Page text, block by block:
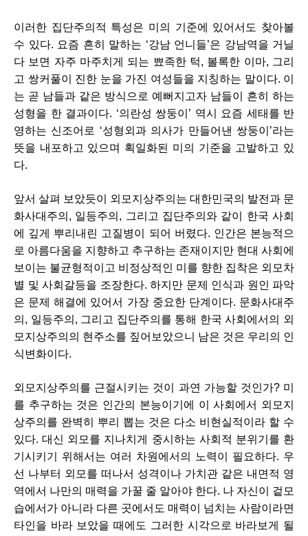
이러한 집단주의적 특성은 미의 기준에 있어서도 찾아볼
수 있다. 요즘 흔히 말하는 ‘강남 언니들’은 강남역을 거닐
다 보면 자주 마주치게 되는 뾰족한 턱, 볼록한 이마, 그리
고 쌍커풀이 진한 눈을 가진 여성들을 지칭하는 말이다. 이
는 곧 남들과 같은 방식으로 예뻐지고자 남들이 흔히 하는
성형을 한 결과이다. ‘의란성 쌍둥이’ 역시 요즘 세태를 반
영하는 신조어로 ‘성형외과 의사가 만들어낸 쌍둥이’라는
뜻을 내포하고 있으며 획일화된 미의 기준을 고발하고 있
다.
앞서 살펴 보았듯이 외모지상주의는 대한민국의 발전과 문
화사대주의, 일등주의, 그리고 집단주의와 같이 한국 사회
에 깊게 뿌리내린 고질병이 되어 버렸다. 인간은 본능적으
로 아름다움을 지향하고 추구하는 존재이지만 현대 사회에
보이는 불균형적이고 비정상적인 미를 향한 집착은 외모차
별 및 사회갈등을 조장한다. 하지만 문제 인식과 원인 파악
은 문제 해결에 있어서 가장 중요한 단계이다. 문화사대주
의, 일등주의, 그리고 집단주의를 통해 한국 사회에서의 외
모지상주의의 현주소를 짚어보았으니 남은 것은 우리의 인
식변화이다.
외모지상주의를 근절시키는 것이 과연 가능할 것인가? 미
를 추구하는 것은 인간의 본능이기에 이 사회에서 외모지
상주의를 완벽히 뿌리 뽑는 것은 다소 비현실적이라 할 수
있다. 대신 외모를 지나치게 중시하는 사회적 분위기를 환
기시키기 위해서는 여러 차원에서의 노력이 필요하다. 우
선 나부터 외모를 떠나서 성격이나 가치관 같은 내면적 영
역에서 나만의 매력을 가꿀 줄 알아야 한다. 나 자신이 겉모
습에서가 아니라 다른 곳에서도 매력이 넘치는 사람이라면
타인을 바라 보았을 때에도 그러한 시각으로 바라보게 될